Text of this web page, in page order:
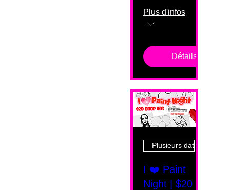
Plus d'infos
Détails
Plusieurs dates
I ❤️ Paint
Night | $20